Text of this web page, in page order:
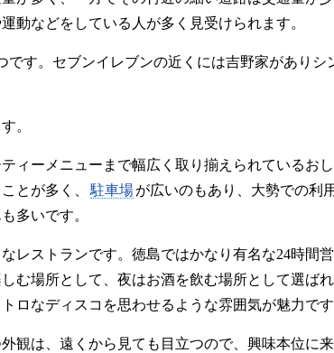
動などをしている人が多く見受けられます。
す。セブンイレブンの近くには吉野家があり
。
ィーメニューまで幅広く取り揃えられているお
とが多く、
駐車場が広いのもあり、大勢での利
多いです。
レストランです。徳島ではかなり有名な24時間
む場所として、夜はお酒を飲む場所として選ば
ロなディスコを思わせるような雰囲気が魅力で
観は、遠くから見ても目立つので、興味本位に